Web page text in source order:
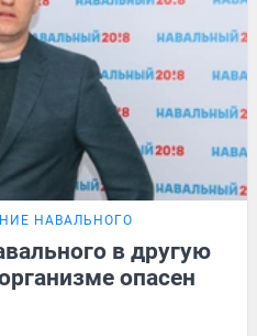
НАВАЛЬНОГО
в другую
опасен